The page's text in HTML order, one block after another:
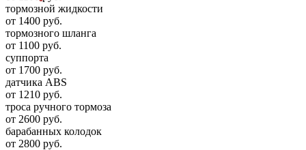
тормозной жидкости
от 1400 руб.
тормозного шланга
от 1100 руб.
суппорта
от 1700 руб.
датчика ABS
от 1210 руб.
троса ручного тормоза
от 2600 руб.
барабанных колодок
от 2800 руб.